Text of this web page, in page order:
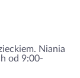
Niania
od 9:00-